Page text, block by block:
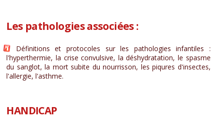
Les pathologies associées :
Définitions et protocoles sur les pathologies infantiles :
l'hyperthermie, la crise convulsive, la déshydratation, le spasme
du sanglot, la mort subite du nourrisson, les piqures d'insectes,
l'allergie, l'asthme.
HANDICAP